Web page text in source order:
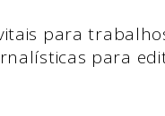
para
para